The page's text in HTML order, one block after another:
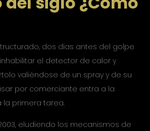
dos días antes del golpe
el detector de calor y
valiéndose de un spray y de su
por comerciante entra a la
primera tarea.
eludiendo los mecanismos de